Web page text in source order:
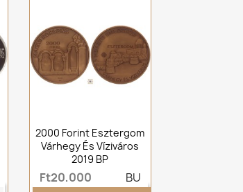
2000 Forint Esztergom
Várhegy És Víziváros
2019 BP
Ft20,000 BU